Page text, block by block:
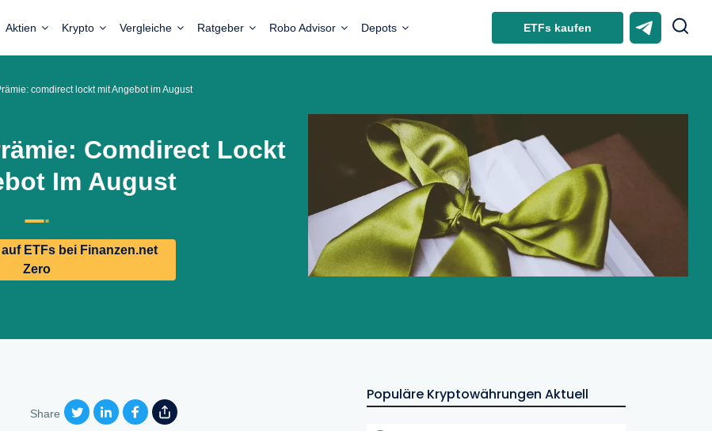
Aktien Krypto Vergleiche Ratgeber Robo Advisor Depots ETFs kaufen
comdirect lockt mit Angebot im August
Comdirect Lockt
Im August
ETFs bei Finanzen.net
Zero
Share
Populäre Kryptowährungen Aktuell